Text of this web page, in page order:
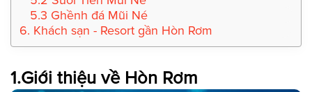
5.3 Ghềnh đá Mũi Né
6. Khách sạn - Resort gần Hòn Rơm
1.Giới thiệu về Hòn Rơm